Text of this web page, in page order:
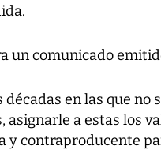
un comunicado
décadas en las que
asignarle a estas los
y contraproducente